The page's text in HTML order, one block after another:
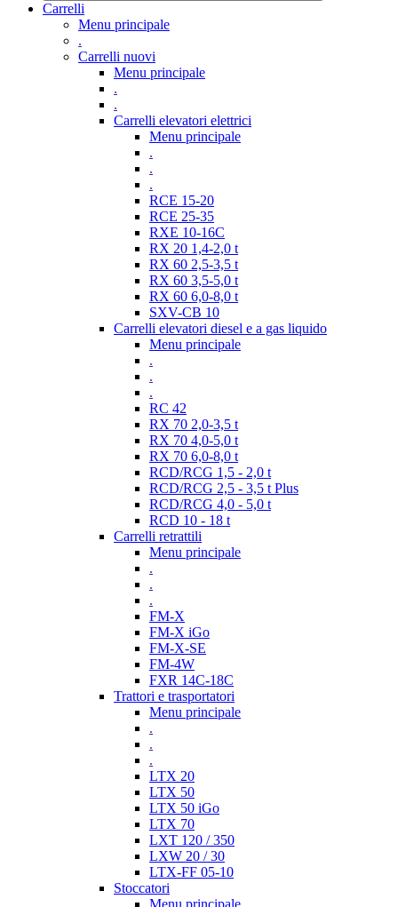
Carrelli
Menu principale
.
Carrelli nuovi
Menu principale
.
.
Carrelli elevatori elettrici
Menu principale
.
.
.
RCE 15-20
RCE 25-35
RXE 10-16C
RX 20 1,4-2,0 t
RX 60 2,5-3,5 t
RX 60 3,5-5,0 t
RX 60 6,0-8,0 t
SXV-CB 10
Carrelli elevatori diesel e a gas liquido
Menu principale
.
.
.
RC 42
RX 70 2,0-3,5 t
RX 70 4,0-5,0 t
RX 70 6,0-8,0 t
RCD/RCG 1,5 - 2,0 t
RCD/RCG 2,5 - 3,5 t Plus
RCD/RCG 4,0 - 5,0 t
RCD 10 - 18 t
Carrelli retrattili
Menu principale
.
.
.
FM-X
FM-X iGo
FM-X-SE
FM-4W
FXR 14C-18C
Trattori e trasportatori
Menu principale
.
.
.
LTX 20
LTX 50
LTX 50 iGo
LTX 70
LXT 120 / 350
LXW 20 / 30
LTX-FF 05-10
Stoccatori
Menu principale